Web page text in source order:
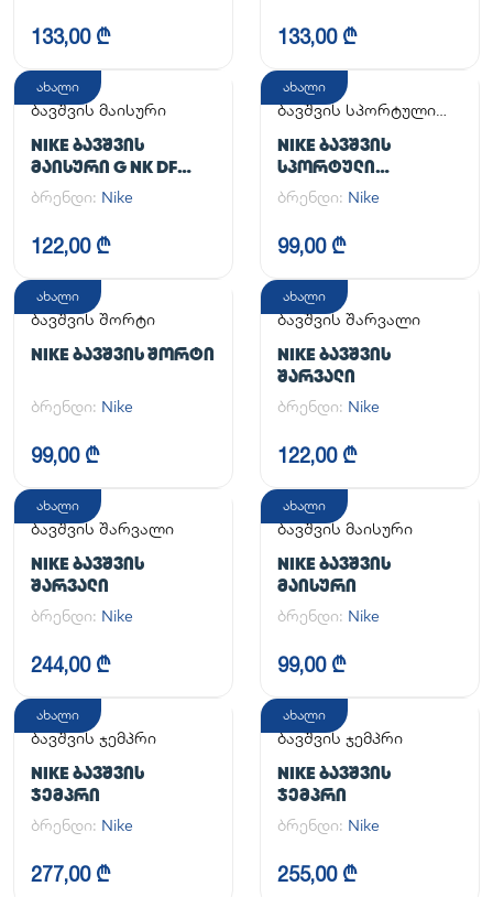
133,00 ₾ 133,00 ₾
ახალი
ბავშვის მაისური
NIKE ᲑᲐᲕᲨᲕᲘᲡ
ᲛᲐᲘᲡᲣᲠᲘ G NK DF
ONE SS TOP
ბრენდი: Nike
122,00 ₾
ახალი
ბავშვის სპორტული
NIKE ᲑᲐᲕᲨᲕᲘᲡ
ᲡᲞᲝᲠᲢᲣᲚᲘ
ᲙᲝᲛᲞᲚᲔᲥᲢᲘ
ბრენდი: Nike
99,00 ₾
ახალი
ბავშვის შორტი
NIKE ᲑᲐᲕᲨᲕᲘᲡ ᲨᲝᲠᲢᲘ
ბრენდი: Nike
99,00 ₾
ახალი
ბავშვის შარვალი
NIKE ᲑᲐᲕᲨᲕᲘᲡ
ᲨᲐᲠᲕᲐᲚᲘ
ბრენდი: Nike
122,00 ₾
ახალი
ბავშვის შარვალი
NIKE ᲑᲐᲕᲨᲕᲘᲡ
ᲨᲐᲠᲕᲐᲚᲘ
ბრენდი: Nike
244,00 ₾
ახალი
ბავშვის მაისური
NIKE ᲑᲐᲕᲨᲕᲘᲡ
ᲛᲐᲘᲡᲣᲠᲘ
ბრენდი: Nike
99,00 ₾
ახალი
ბავშვის ჯემპრი
NIKE ᲑᲐᲕᲨᲕᲘᲡ
ᲯᲔᲛᲞᲠᲘ
ბრენდი: Nike
277,00 ₾
ახალი
ბავშვის ჯემპრი
NIKE ᲑᲐᲕᲨᲕᲘᲡ
ᲯᲔᲛᲞᲠᲘ
ბრენდი: Nike
255,00 ₾